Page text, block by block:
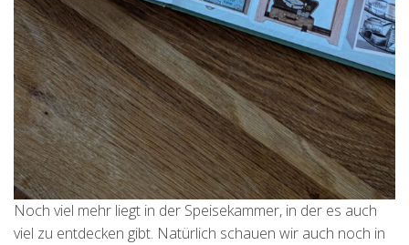
Noch viel mehr liegt in der Speisekammer, in der es auch
viel zu entdecken gibt. Natürlich schauen wir auch noch in